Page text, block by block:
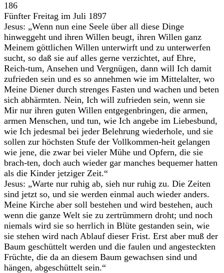
186
Fünfter Freitag im Juli 1897
Jesus: „Wenn nun eine Seele über all diese Dinge
hinweggeht und ihren Willen beugt, ihren Willen ganz
Meinem göttlichen Willen unterwirft und zu unterwerfen
sucht, so daß sie auf alles gerne verzichtet, auf Ehre,
Reich-tum, Ansehen und Vergnügen, dann will Ich damit
zufrieden sein und es so annehmen wie im Mittelalter, wo
Meine Diener durch strenges Fasten und wachen und beten
sich abhärmten. Nein, Ich will zufrieden sein, wenn sie
Mir nur ihren guten Willen entgegenbringen, die armen,
armen Menschen, und tun, wie Ich angebe im Liebesbund,
wie Ich jedesmal bei jeder Belehrung wiederhole, und sie
sollen zur höchsten Stufe der Vollkommen-heit gelangen
wie jene, die zwar bei vieler Mühe und Opfern, die sie
brach-ten, doch auch wieder gar manches bequemer hatten
als die Kinder jetziger Zeit.“
Jesus: „Warte nur ruhig ab, sieh nur ruhig zu. Die Zeiten
sind jetzt so, und sie werden einmal auch wieder anders.
Meine Kirche aber soll bestehen und wird bestehen, auch
wenn die ganze Welt sie zu zertrümmern droht; und noch
niemals wird sie so herrlich in Blüte gestanden sein, wie
sie stehen wird nach Ablauf dieser Frist. Erst aber muß der
Baum geschüttelt werden und die faulen und angesteckten
Früchte, die da an diesem Baum gewachsen sind und
hängen, abgeschüttelt sein.“